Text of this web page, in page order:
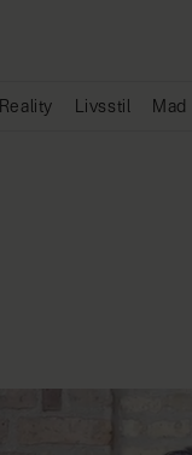
Reality Livsstil Mad